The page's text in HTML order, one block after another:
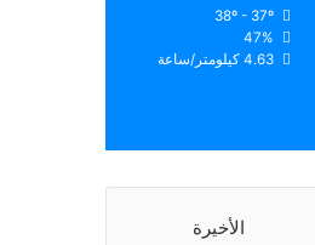
38º - 37º
47%
4.63 كيلومتر/ساعة
الأخيرة